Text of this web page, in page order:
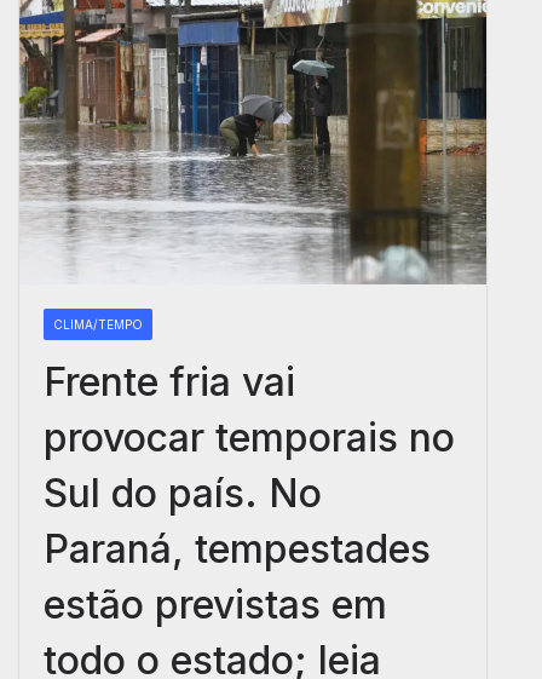
CLIMA/TEMPO
Frente fria vai
provocar temporais no
Sul do país. No
Paraná, tempestades
estão previstas em
todo o estado; leia